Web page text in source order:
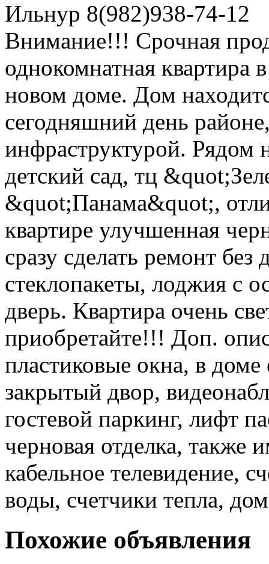
Ильнур 8(982)938-74-12
Внимание!!! Срочная
однокомнатная квартира
новом доме. Дом
сегодняшний день
инфраструктурой. Рядом
детский сад, тц
&quot;Панама&quot;,
квартире улучшенная
сразу сделать ремонт
стеклопакеты, лоджия с
дверь. Квартира очень
приобретайте!!! Доп.
пластиковые окна, в доме
закрытый двор,
гостевой паркинг, лифт
черновая отделка, также
кабельное телевидение,
воды, счетчики тепла,
Похожие объявления